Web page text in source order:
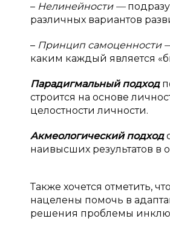
– Нелинейности —
различных вариантов
– Принцип самоценности
каким каждый является
Парадигмальный подход
строится на основе
целостности личности.
Акмеологический подход
наивысших результатов в
Также хочется отметить,
нацелены помочь в
решения проблемы